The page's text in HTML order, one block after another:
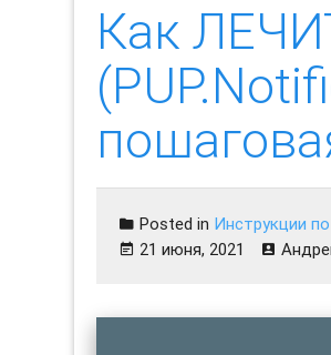
Как
Posted in Инструкции
21 июня, 2021